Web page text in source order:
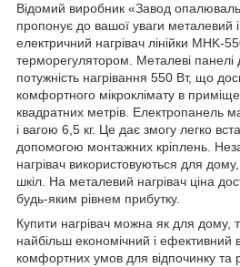
Відомий виробник «Завод
пропонує до вашої уваги металевий
електричний нагрівач лінійки MHK-
терморегулятором. Металеві панелі
потужність нагрівання 550 Вт, що
комфортного мікроклімату в
квадратних метрів. Електропанель
і вагою 6,5 кг. Це дає змогу легко
допомогою монтажних кріплень.
нагрівач використовуються для дому,
шкіл. На металевий нагрівач ціна
будь-яким рівнем прибутку.
Купити нагрівач можна як для дому,
найбільш економічний і ефективний
комфортних умов для відпочинку та